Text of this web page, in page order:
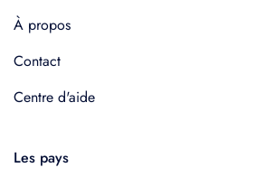
À propos
Contact
Centre d'aide
Les pays